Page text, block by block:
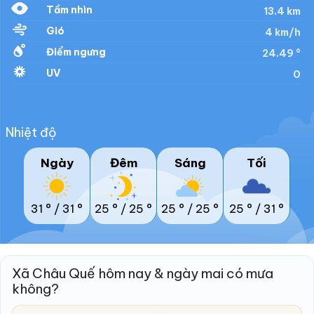
Tầm nhìn
13.4 km
Gió
4 km/h
Điểm ngưng
24.49 °
UV
0
Nhiệt độ
Ngày
31 ° / 31 °
Đêm
25 ° / 25 °
Sáng
25 ° / 25 °
Tối
25 ° / 31 °
Xã Châu Quế hôm nay & ngày mai có mưa
không?